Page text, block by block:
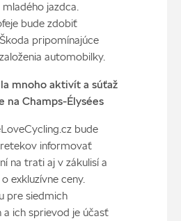
jazdca.
bude zdobiť
pripomínajúce
automobilky.
mnoho aktivít a súťaž
na Champs-Élysées
bude
informovať
na trati aj v zákulisí a
exkluzívne ceny.
pre siedmich
ich sprievod je účasť